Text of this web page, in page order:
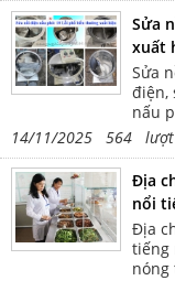
Cadi-Sun </span></p>
style="text-
indent:.5in;"><span
family:Times
Roman,serif;">Thanh
thanh 2,5kw</span></
style="text-
indent:.5in;"><span
family:Times New
Roman,serif;">Chắn
350x350mm</span></
style="text-
indent:.5in;"><span
family:Times
Roman,serif;">Nhà sản
Sửa
xuất
Sửa
điện,
nấu
14/11/2025 564 lượt
Địa
nổi
Địa
tiếng
nóng